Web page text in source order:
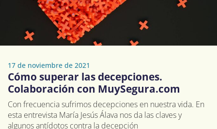
17 de noviembre de 2021
Cómo superar las decepciones.
Colaboración con MuySegura.com
Con frecuencia sufrimos decepciones en nuestra vida. En
esta entrevista María Jesús Álava nos da las claves y
algunos antídotos contra la decepción